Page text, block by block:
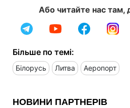
Або читайте нас там,
Більше по темі:
Білорусь Литва Аеропорт